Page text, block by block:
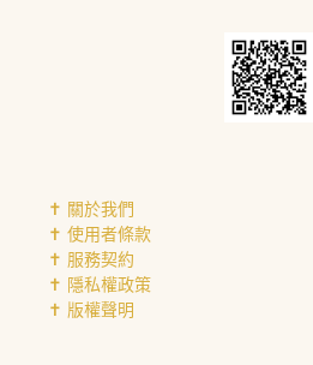
✝︎ 關於我們
✝︎ 使用者條款
✝︎ 服務契約
✝︎ 隱私權政策
✝︎ 版權聲明